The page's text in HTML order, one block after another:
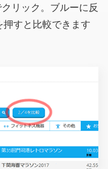
リック。ブルーに反
すと比較できます